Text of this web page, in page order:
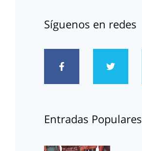
Síguenos en redes
Entradas Populares